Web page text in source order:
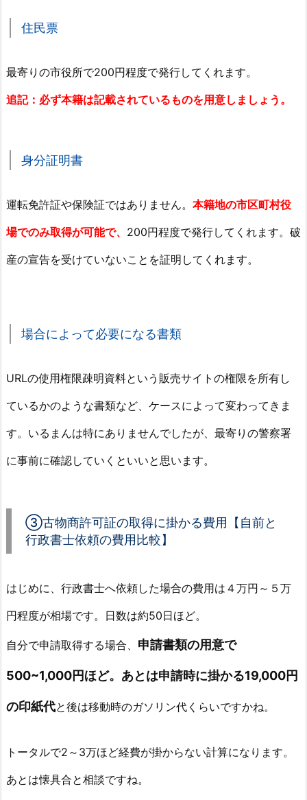
住民票
最寄りの市役所で200円程度で発行してくれます。
追記：必ず本籍は記載されているものを用意しましょう。
身分証明書
運転免許証や保険証ではありません。 本籍地の市区町村役
場でのみ取得が可能で、 200円程度で発行してくれます。破
産の宣告を受けていないことを証明してくれます。
場合によって必要になる書類
URLの使用権限疎明資料という販売サイトの権限を所有し
ているかのような書類など、ケースによって変わってきま
す。いるまんは特にありませんでしたが、最寄りの警察署
に事前に確認していくといいと思います。
③古物商許可証の取得に掛かる費用【自前と
行政書士依頼の費用比較】
はじめに、行政書士へ依頼した場合の費用は４万円～５万
円程度が相場です。日数は約50日ほど。
自分で申請取得する場合、 申請書類の用意で
500~1,000円ほど。あとは申請時に掛かる19,000円
の印紙代と後は移動時のガソリン代くらいですかね。
トータルで2～3万ほど経費が掛からない計算になります。
あとは懐具合と相談ですね。